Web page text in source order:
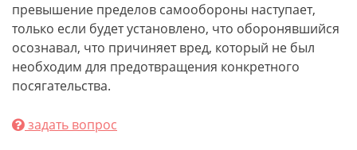
превышение пределов самообороны наступает,
только если будет установлено, что оборонявшийся
осознавал, что причиняет вред, который не был
необходим для предотвращения конкретного
посягательства.
задать вопрос